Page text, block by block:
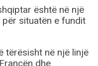
është në një
për situatën e fundit
tërësisht në një linjë
dhe